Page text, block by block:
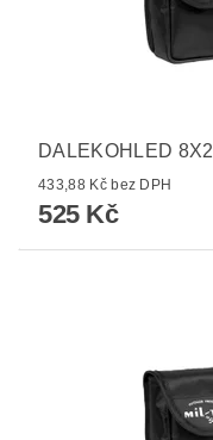
DALEKOHLED
433,88 Kč bez DPH
525 Kč